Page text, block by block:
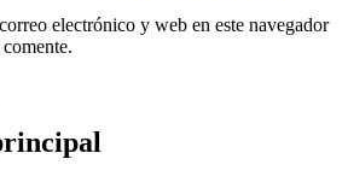
electrónico y web en este navegador